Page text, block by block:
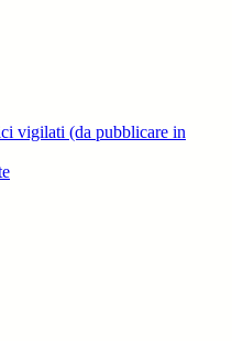
vigilati (da pubblicare in